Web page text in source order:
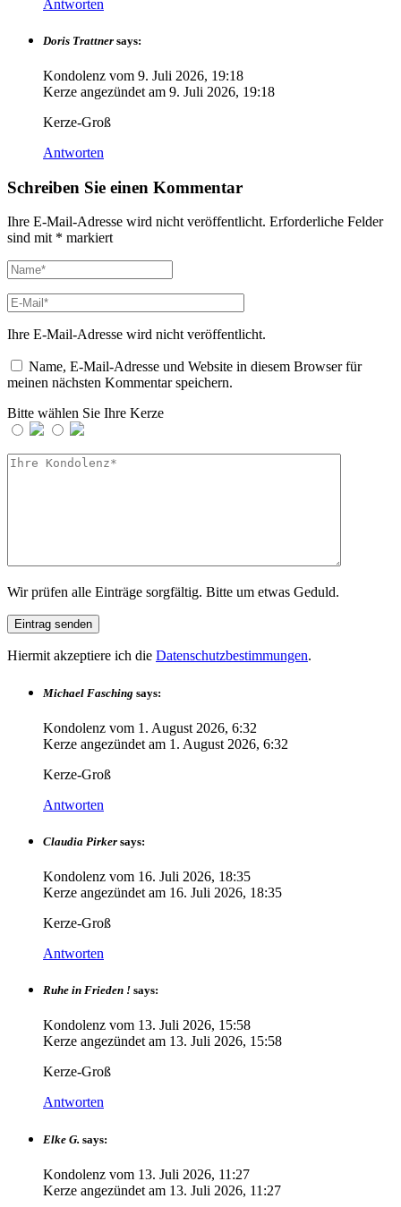
Antworten
Doris Trattner says:
Kondolenz vom 9. Juli 2026, 19:18
Kerze angezündet am 9. Juli 2026, 19:18
Kerze-Groß
Antworten
Schreiben Sie einen Kommentar
Ihre E-Mail-Adresse wird nicht veröffentlicht. Erforderliche Felder
sind mit * markiert
Ihre E-Mail-Adresse wird nicht veröffentlicht.
Name, E-Mail-Adresse und Website in diesem Browser für
meinen nächsten Kommentar speichern.
Bitte wählen Sie Ihre Kerze
Wir prüfen alle Einträge sorgfältig. Bitte um etwas Geduld.
Hiermit akzeptiere ich die Datenschutzbestimmungen.
Michael Fasching says:
Kondolenz vom 1. August 2026, 6:32
Kerze angezündet am 1. August 2026, 6:32
Kerze-Groß
Antworten
Claudia Pirker says:
Kondolenz vom 16. Juli 2026, 18:35
Kerze angezündet am 16. Juli 2026, 18:35
Kerze-Groß
Antworten
Ruhe in Frieden ! says:
Kondolenz vom 13. Juli 2026, 15:58
Kerze angezündet am 13. Juli 2026, 15:58
Kerze-Groß
Antworten
Elke G. says:
Kondolenz vom 13. Juli 2026, 11:27
Kerze angezündet am 13. Juli 2026, 11:27